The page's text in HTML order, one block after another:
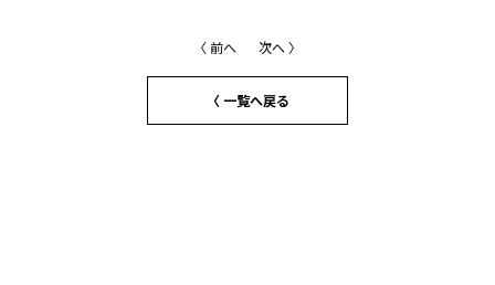
〈 前へ 次へ 〉
〈 一覧へ戻る